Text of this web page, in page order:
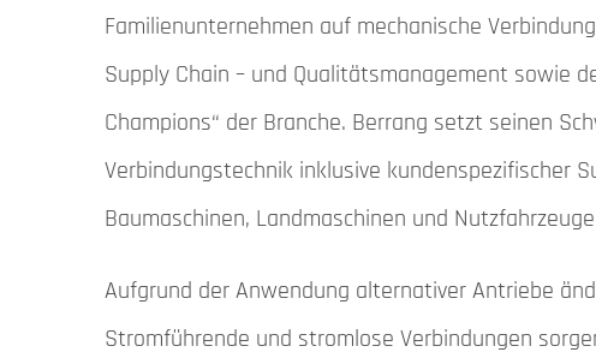
Familienunternehmen auf mechanische
Supply Chain – und Qualitätsmanagement sowie
Champions“ der Branche. Berrang setzt seinen
Verbindungstechnik inklusive kundenspezifischer
Baumaschinen, Landmaschinen und
Aufgrund der Anwendung alternativer Antriebe
Stromführende und stromlose Verbindungen